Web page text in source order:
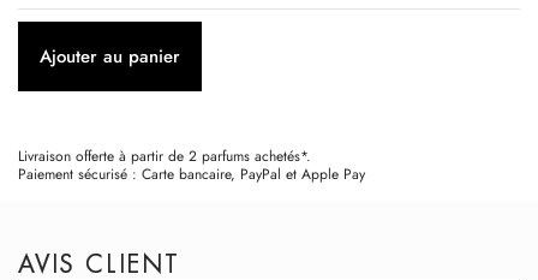
Ajouter au panier
Livraison offerte à partir de 2 parfums achetés*.
Paiement sécurisé : Carte bancaire, PayPal et Apple Pay
AVIS CLIENT